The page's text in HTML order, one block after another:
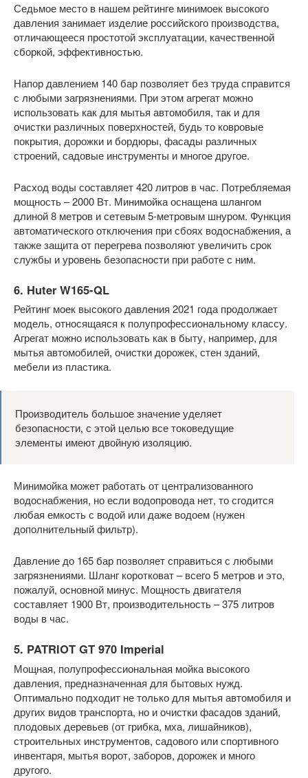
Седьмое место в нашем рейтинге минимоек высокого
давления занимает изделие российского производства,
отличающееся простотой эксплуатации, качественной
сборкой, эффективностью.
Напор давлением 140 бар позволяет без труда справится
с любыми загрязнениями. При этом агрегат можно
использовать как для мытья автомобиля, так и для
очистки различных поверхностей, будь то ковровые
покрытия, дорожки и бордюры, фасады различных
строений, садовые инструменты и многое другое.
Расход воды составляет 420 литров в час. Потребляемая
мощность – 2000 Вт. Минимойка оснащена шлангом
длиной 8 метров и сетевым 5-метровым шнуром. Функция
автоматического отключения при сбоях водоснабжения, а
также защита от перегрева позволяют увеличить срок
службы и уровень безопасности при работе с ним.
6. Huter W165-QL
Рейтинг моек высокого давления 2021 года продолжает
модель, относящаяся к полупрофессиональному классу.
Агрегат можно использовать как в быту, например, для
мытья автомобилей, очистки дорожек, стен зданий,
мебели из пластика.
Производитель большое значение уделяет
безопасности, с этой целью все токоведущие
элементы имеют двойную изоляцию.
Минимойка может работать от централизованного
водоснабжения, но если водопровода нет, то сгодится
любая емкость с водой или даже водоем (нужен
дополнительный фильтр).
Давление до 165 бар позволяет справиться с любыми
загрязнениями. Шланг коротковат – всего 5 метров и это,
пожалуй, основной минус. Мощность двигателя
составляет 1900 Вт, производительность – 375 литров
воды в час.
5. PATRIOT GT 970 Imperial
Мощная, полупрофессиональная мойка высокого
давления, предназначенная для бытовых нужд.
Оптимально подходит не только для мытья автомобиля и
других видов транспорта, но и очистки фасадов зданий,
плодовых деревьев (от грибка, мха, лишайников),
строительных инструментов, садового или спортивного
инвентаря, мытья ворот, заборов, дорожек и много
другого.